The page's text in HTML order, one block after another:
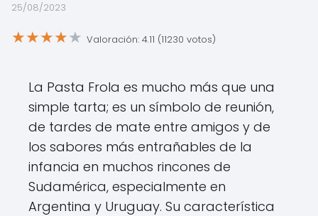
25/08/2023
★★★★★ Valoración: 4.11 (11230 votos)
La Pasta Frola es mucho más que una
simple tarta; es un símbolo de reunión,
de tardes de mate entre amigos y de
los sabores más entrañables de la
infancia en muchos rincones de
Sudamérica, especialmente en
Argentina y Uruguay. Su característica